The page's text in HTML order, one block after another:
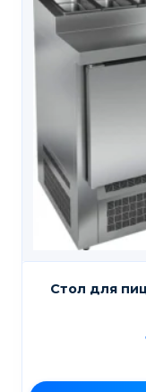
Стол для